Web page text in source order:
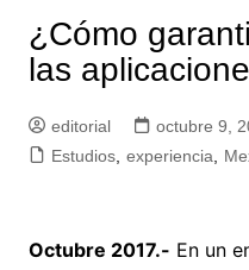
¿Cómo
las
editorial
octubre 9,
Estudios, experiencia
Octubre 2017.- En un